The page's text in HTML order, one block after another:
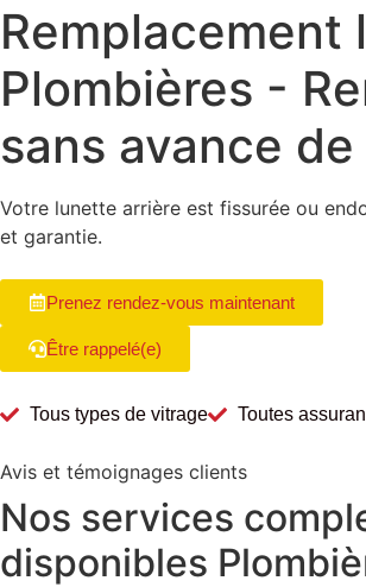
Remplacement
Plombières -
sans avance
Votre lunette arrière est fissurée ou
et garantie.
Prenez rendez-vous maintenant
Être rappelé(e)
Tous types de vitrage Toutes
Avis et témoignages clients
Nos services
disponibles